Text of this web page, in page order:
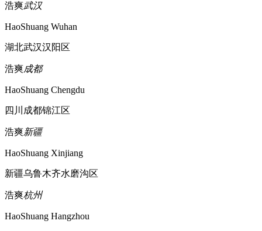
浩爽武汉
HaoShuang Wuhan
湖北武汉汉阳区
浩爽成都
HaoShuang Chengdu
四川成都锦江区
浩爽新疆
HaoShuang Xinjiang
新疆乌鲁木齐水磨沟区
浩爽杭州
HaoShuang Hangzhou